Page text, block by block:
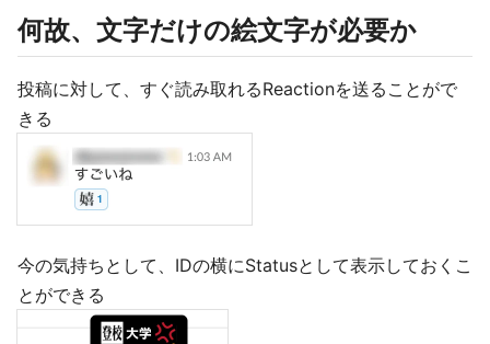
何故、文字だけの絵文字が必要か
投稿に対して、すぐ読み取れるReactionを送ることがで
きる
今の気持ちとして、IDの横にStatusとして表示しておくこ
とができる